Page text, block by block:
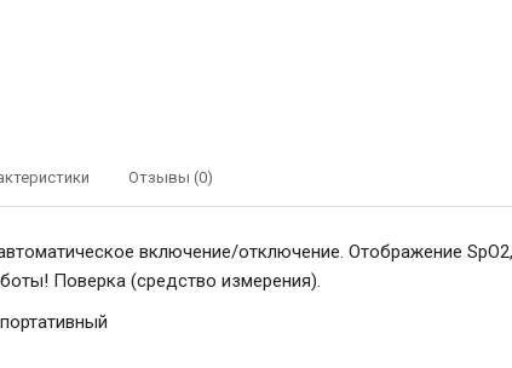
Отзывы (0)
включение/отключение. Отображение
Поверка (средство измерения).